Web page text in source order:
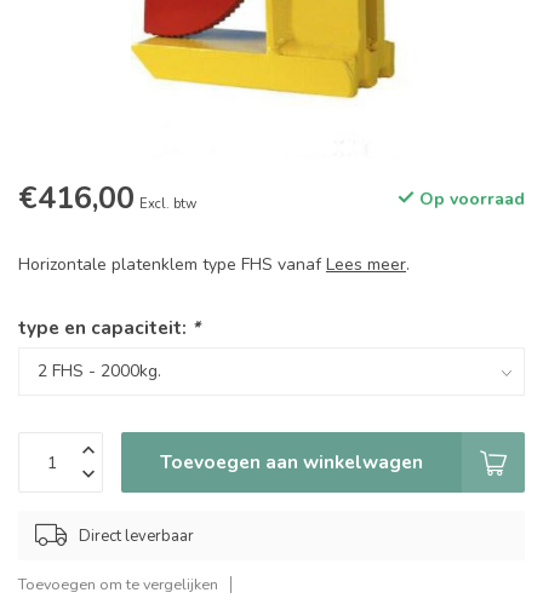
€416,00 Excl. btw Op voorraad
Horizontale platenklem type FHS vanafLees meer.
type en capaciteit: *
Toevoegen aan winkelwagen
Direct leverbaar
Toevoegen om te vergelijken